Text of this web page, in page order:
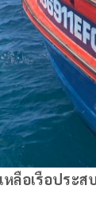
ลือเรือประส